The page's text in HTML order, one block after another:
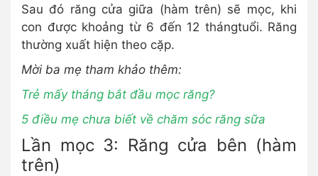
Sau đó răng cửa giữa (hàm trên) sẽ mọc, khi
con được khoảng từ 6 đến 12 thángtuổi. Răng
thường xuất hiện theo cặp.
Mời ba mẹ tham khảo thêm:
Trẻ mấy tháng bắt đầu mọc răng?
5 điều mẹ chưa biết về chăm sóc răng sữa
Lần mọc 3: Răng cửa bên (hàm
trên)